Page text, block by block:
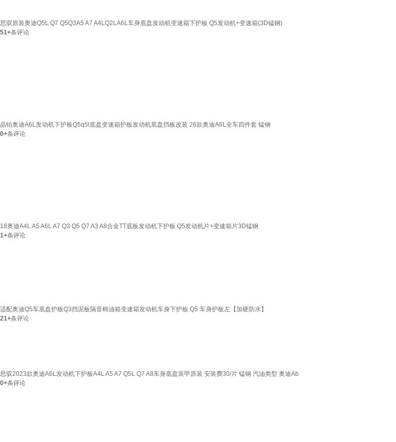
思驭原装奥迪Q5L Q7 Q5Q3A5 A7 A4LQ2LA6L车身底盘发动机变速箱下护板 Q5发动机+变速箱(3D锰钢)
51+条评论
晶铂奥迪A6L发动机下护板Q5q5l底盘变速箱护板发动机底盘挡板改装 26款奥迪A6L全车四件套 锰钢
0+条评论
18奥迪A4L A5 A6L A7 Q3 Q5 Q7 A3 A8合金TT底板发动机下护板 Q5发动机片+变速箱片3D锰钢
1+条评论
适配奥迪Q5车底盘护板Q3挡泥板隔音棉油箱变速箱发动机车身下护板 Q5 车身护板左【加硬防水】
21+条评论
思驭2023款奥迪A6L发动机下护板A4L A5 A7 Q5L Q7 A8车身底盘装甲原装 安装费30/片 锰钢 汽油类型 奥迪Ab
0+条评论